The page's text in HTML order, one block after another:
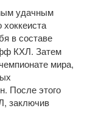
удачным
хоккеиста
в составе
КХЛ. Затем
мира,
После этого
заключив